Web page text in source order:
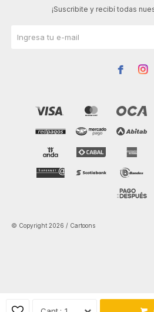
¡Suscribite y recibí todas
 
© Copyright 2026 / Cartoons